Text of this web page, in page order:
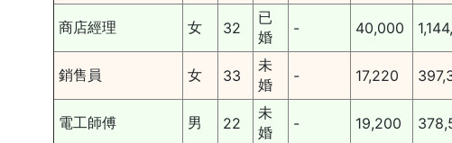
商店經理 女 32
已
婚
- 40,000
銷售員 女 33
未
婚
- 17,220
電工師傅 男 22
未
婚
- 19,200